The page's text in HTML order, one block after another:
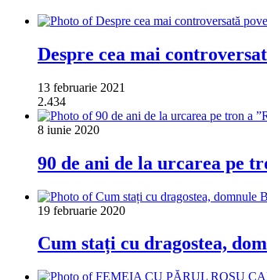
Despre cea mai
13 februarie 2021
2.434
8 iunie 2020
90 de ani de la urcarea pe
19 februarie 2020
Cum stați cu dragostea,